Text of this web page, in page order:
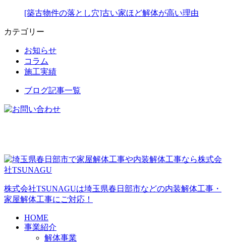
[築古物件の落とし穴]古い家ほど解体が高い理由
カテゴリー
お知らせ
コラム
施工実績
ブログ記事一覧
株式会社TSUNAGUは埼玉県春日部市などの内装解体工事・
家屋解体工事にご対応！
HOME
事業紹介
解体事業